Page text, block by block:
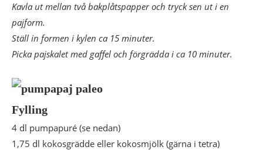
Kavla ut mellan två bakplåtspapper och tryck sen ut i en
pajform.
Ställ in formen i kylen ca 15 minuter.
Picka pajskalet med gaffel och förgrädda i ca 10 minuter.
Fylling
4 dl pumpapuré (se nedan)
1,75 dl kokosgrädde eller kokosmjölk (gärna i tetra)